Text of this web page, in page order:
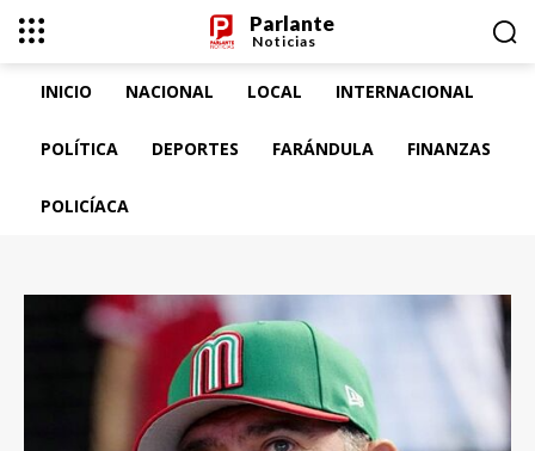
Parlante
Noticias
INICIO NACIONAL LOCAL INTERNACIONAL
POLÍTICA DEPORTES FARÁNDULA FINANZAS
POLICÍACA